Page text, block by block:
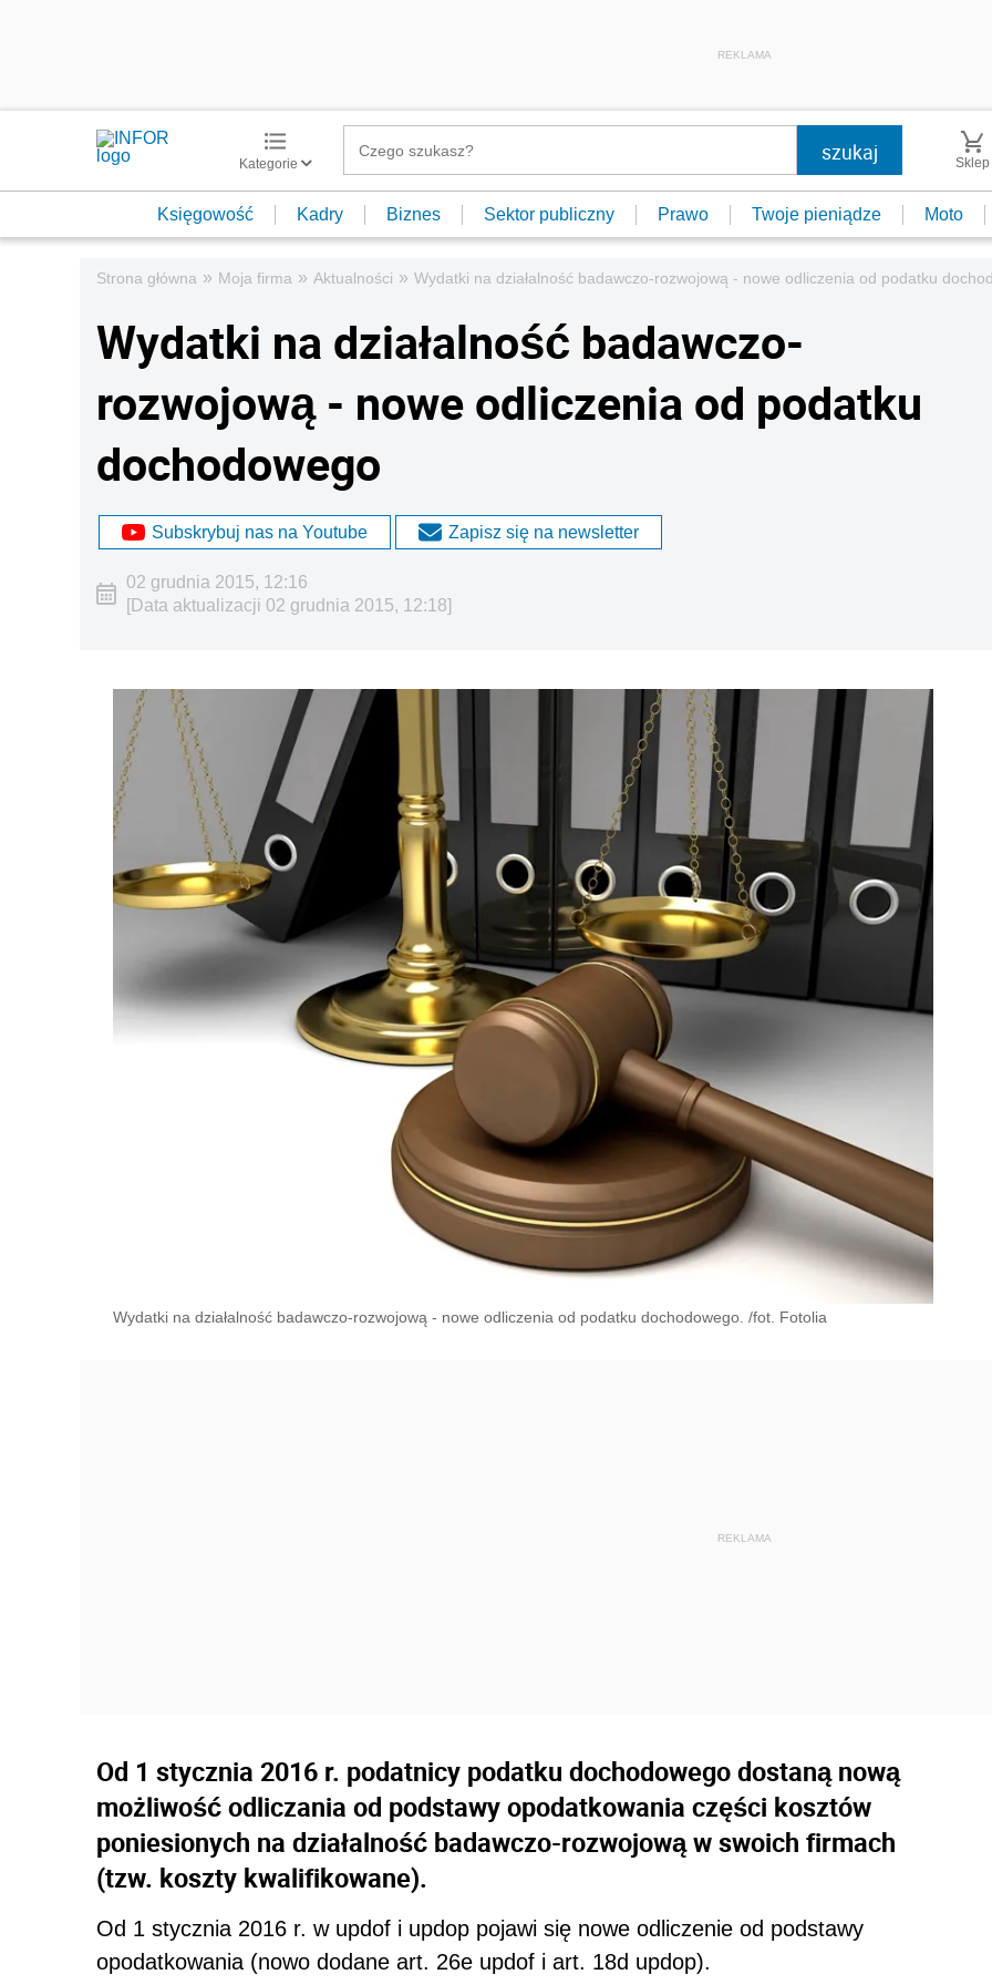
REKLAMA
Kategorie Sklep
Księgowość Kadry Biznes Sektor publiczny Prawo Twoje pieniądze Moto
Strona główna » Moja firma » Aktualności » Wydatki na działalność badawczo-rozwojową - nowe odliczenia od podatku
Wydatki na działalność badawczo-
rozwojową - nowe odliczenia od podatku
dochodowego
Subskrybuj nas na Youtube Zapisz się na newsletter
02 grudnia 2015, 12:16
[Data aktualizacji 02 grudnia 2015, 12:18]
Wydatki na działalność badawczo-rozwojową - nowe odliczenia od podatku dochodowego. /fot. Fotolia
Od 1 stycznia 2016 r. podatnicy podatku dochodowego dostaną nową
możliwość odliczania od podstawy opodatkowania części kosztów
poniesionych na działalność badawczo-rozwojową w swoich firmach
(tzw. koszty kwalifikowane).
Od 1 stycznia 2016 r. w updof i updop pojawi się nowe odliczenie od podstawy
opodatkowania (nowo dodane art. 26e updof i art. 18d updop).